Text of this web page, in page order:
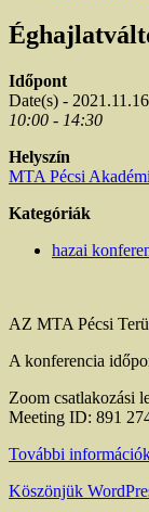
Időpont
Date(s) - 2021.11.16
10:00 - 14:30
Helyszín
MTA Pécsi
Kategóriák
hazai
AZ MTA Pécsi
A konferencia
Zoom csatlakozási
Meeting ID: 891
További
Köszönjük